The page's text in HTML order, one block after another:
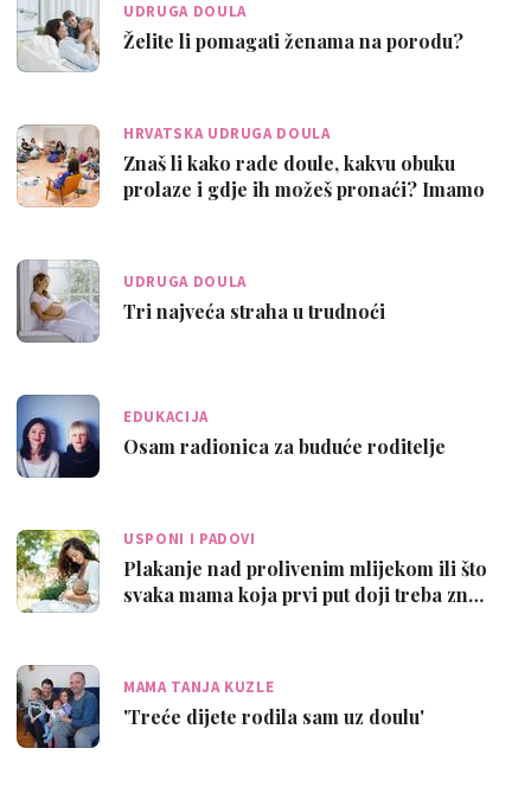
UDRUGA DOULA
Želite li pomagati ženama na porodu?
HRVATSKA UDRUGA DOULA
Znaš li kako rade doule, kakvu obuku
prolaze i gdje ih možeš pronaći? Imamo
UDRUGA DOULA
Tri najveća straha u trudnoći
EDUKACIJA
Osam radionica za buduće roditelje
USPONI I PADOVI
Plakanje nad prolivenim mlijekom ili što
svaka mama koja prvi put doji treba zn…
MAMA TANJA KUZLE
'Treće dijete rodila sam uz doulu'